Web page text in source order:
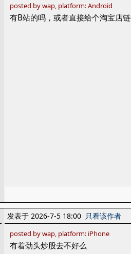
posted by wap, platform: Android
有B站的吗，或者直接给个淘宝店
发表于 2026-7-5 18:00 只看该作者
posted by wap, platform: iPhone
有着劲头炒股去不好么